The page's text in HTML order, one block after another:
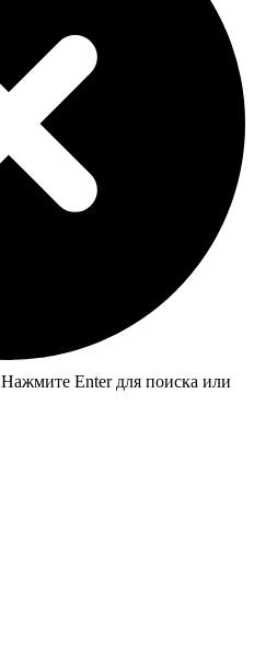
Нажмите Enter для поиска или